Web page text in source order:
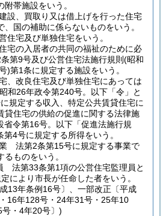
帯施設をいう。
設、買取り又は借上げを行った住宅
、国の補助に係らないものをいう。
宅及び単独住宅をいう。
宅の入居者の共同の福祉のために必
第9号及び公営住宅法施行規則 (昭和
)第1条に規定する施設をいう。
改良住宅及び単独住宅にあっては
和26年政令第240号。以下「令」と
規定する収入、特定公共賃貸住宅に
貸住宅の供給の促進に関する法律施
省令第16号。以下「促進法施行規
第4号に規定する所得をいう。
法第2条第15号に規定する事業で
ものをいう。
法第33条第1項の公営住宅監理員と
により市長が任命した者をいう。
13年条例16号〕、一部改正〔平成
16年128号・24年31号・25年10
・4年20号〕)